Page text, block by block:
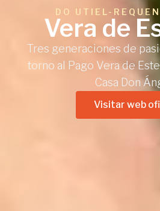
DO UTIEL-
Vera de
Tres generaciones de
torno al Pago Vera de
Casa Don
Visitar web